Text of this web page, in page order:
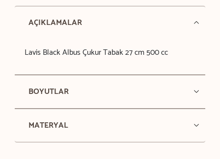
AÇIKLAMALAR
Lavis Black Albus Çukur Tabak 27 cm 500 cc
BOYUTLAR
MATERYAL